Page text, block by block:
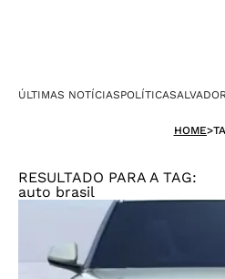
ÚLTIMAS NOTÍCIASPOLÍTICA
HOME>
RESULTADO PARA A TAG:
auto brasil